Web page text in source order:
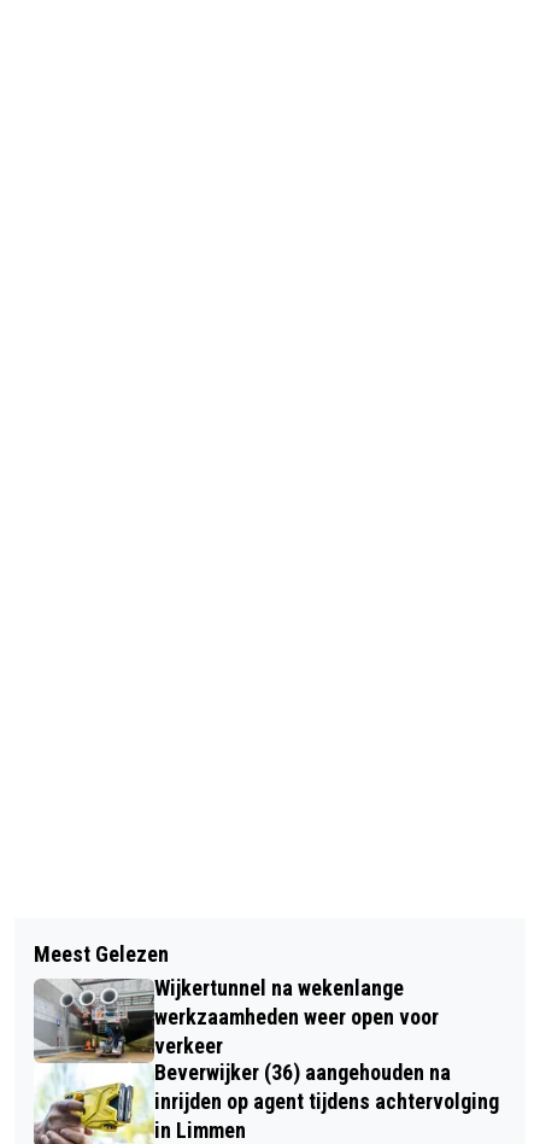
AUTO VLIEGT IN BRAND OP A9 BIJ
UITGEEST
VEEL SCHADE BIJ VERKEERSONGEVAL
OP WIJKERMEERWEG BEVERWIJK
Meest Gelezen
Wijkertunnel na wekenlange
werkzaamheden weer open voor
verkeer
Beverwijker (36) aangehouden na
inrijden op agent tijdens achtervolging
in Limmen